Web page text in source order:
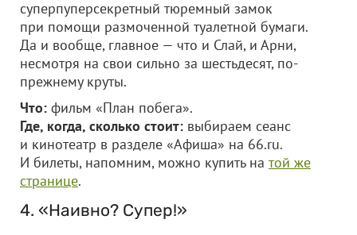
суперпуперсекретный тюремный замок
при помощи размоченной туалетной бумаги.
Да и вообще, главное — что и Слай, и Арни,
несмотря на свои сильно за шестьдесят, по-
прежнему круты.
Что: фильм «План побега».
Где, когда, сколько стоит: выбираем сеанс
и кинотеатр в разделе «Афиша» на 66.ru.
И билеты, напомним, можно купить на той же
странице.
4. «Наивно? Супер!»